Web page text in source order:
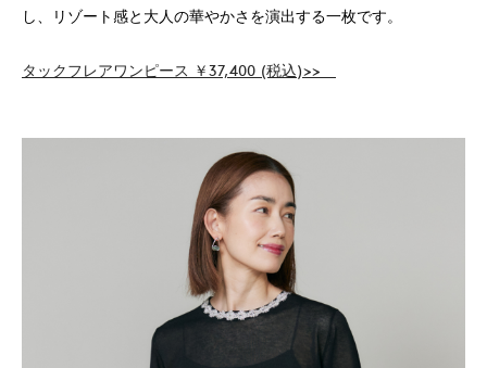
し、リゾート感と大人の華やかさを演出する一枚です。
タックフレアワンピース ￥37,400 (税込)>>